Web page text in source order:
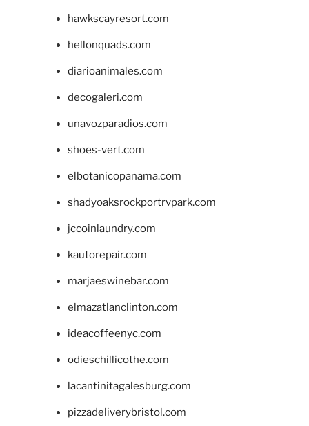
hawkscayresort.com
hellonquads.com
diarioanimales.com
decogaleri.com
unavozparadios.com
shoes-vert.com
elbotanicopanama.com
shadyoaksrockportrvpark.com
jccoinlaundry.com
kautorepair.com
marjaeswinebar.com
elmazatlanclinton.com
ideacoffeenyc.com
odieschillicothe.com
lacantinitagalesburg.com
pizzadeliverybristol.com